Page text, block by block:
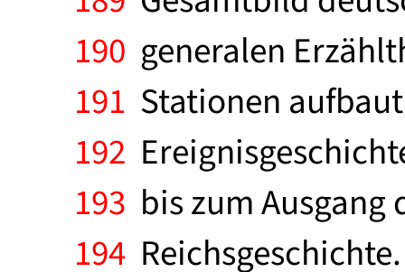
190 generalen
191 Stationen
192
193 bis zum
194